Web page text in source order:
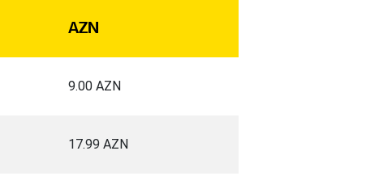
AZN
9.00 AZN
17.99 AZN